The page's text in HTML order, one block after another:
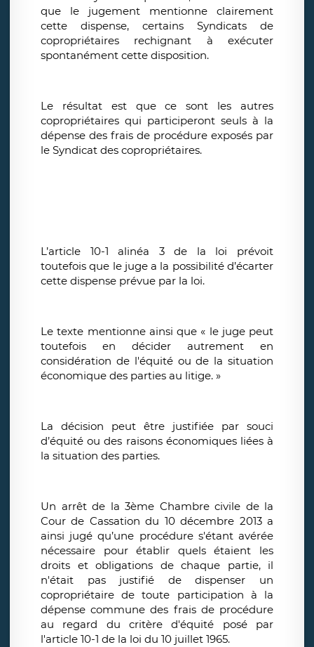
que le jugement mentionne clairement
cette dispense, certains Syndicats de
copropriétaires rechignant à exécuter
spontanément cette disposition.
Le résultat est que ce sont les autres
copropriétaires qui participeront seuls à la
dépense des frais de procédure exposés par
le Syndicat des copropriétaires.
L’article 10-1 alinéa 3 de la loi prévoit
toutefois que le juge a la possibilité d’écarter
cette dispense prévue par la loi.
Le texte mentionne ainsi que « le juge peut
toutefois en décider autrement en
considération de l'équité ou de la situation
économique des parties au litige. »
La décision peut être justifiée par souci
d’équité ou des raisons économiques liées à
la situation des parties.
Un arrêt de la 3ème Chambre civile de la
Cour de Cassation du 10 décembre 2013 a
ainsi jugé qu’une procédure s'étant avérée
nécessaire pour établir quels étaient les
droits et obligations de chaque partie, il
n'était pas justifié de dispenser un
copropriétaire de toute participation à la
dépense commune des frais de procédure
au regard du critère d'équité posé par
l'article 10-1 de la loi du 10 juillet 1965.